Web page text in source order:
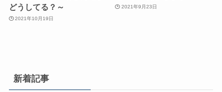
どうしてる？～
2021年10月19日
2021年9月23日
新着記事